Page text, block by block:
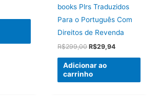
books Plrs Traduzidos
Para o Português Com
Direitos de Revenda
R$299,00O
original
era:
R$299,00.
R$29,94O
Adicionar ao
carrinho